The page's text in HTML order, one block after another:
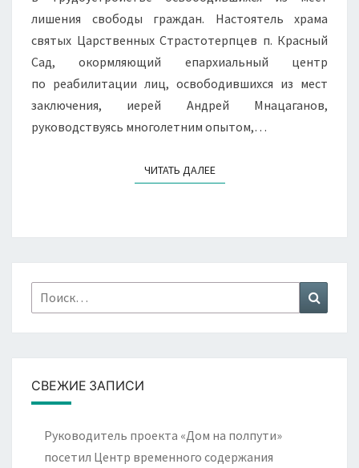
лишения свободы граждан. Настоятель храма
святых Царственных Страстотерпцев п. Красный
Сад, окормляющий епархиальный центр
по реабилитации лиц, освободившихся из мест
заключения, иерей Андрей Мнацаганов,
руководствуясь многолетним опытом,…
ЧИТАТЬ ДАЛЕЕЧИТАТЬ ДАЛЕЕ
Найти:
СВЕЖИЕ ЗАПИСИ
Руководитель проекта «Дом на полпути»
посетил Центр временного содержания